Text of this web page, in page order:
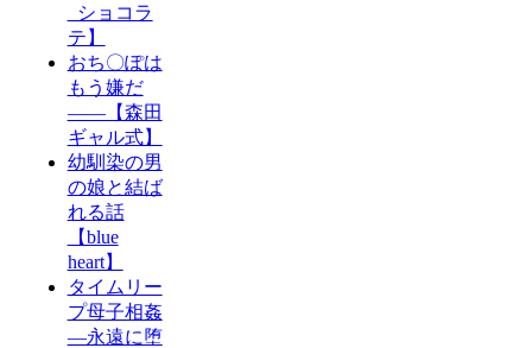
_ショコラ
テ】
おち〇ぽは
もう嫌だ
――【森田
ギャル式】
幼馴染の男
の娘と結ば
れる話
【blue
heart】
タイムリー
プ母子相姦
―永遠に堕